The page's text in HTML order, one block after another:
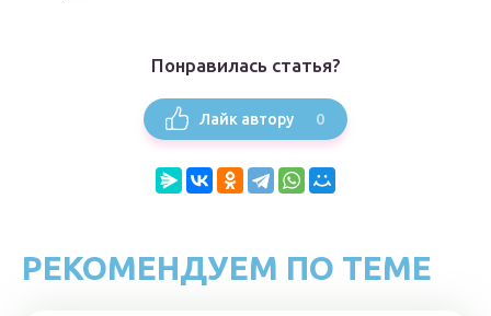
Понравилась статья?
Лайк автору 0
РЕКОМЕНДУЕМ ПО ТЕМЕ